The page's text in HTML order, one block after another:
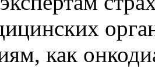
как